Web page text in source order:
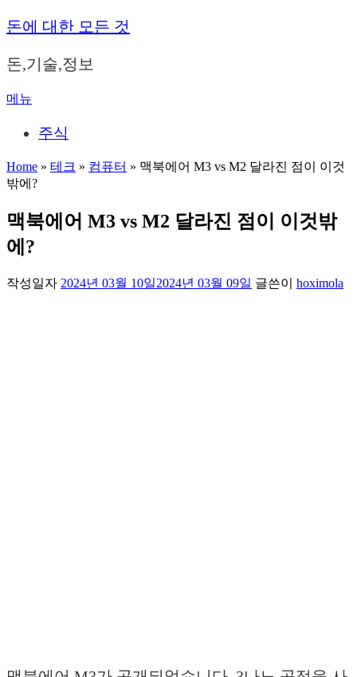
내
으
로
로
돈에 대한 모든 것
돈,기술,정보
메뉴
주식
Home » 테크 » 컴퓨터 » 맥북에어 M3 vs M2 달라진 점이 이것
밖에?
맥북에어 M3 vs M2 달라진 점이 이것밖
에?
작성일자 2024년 03월 10일2024년 03월 09일 글쓴이 hoximola